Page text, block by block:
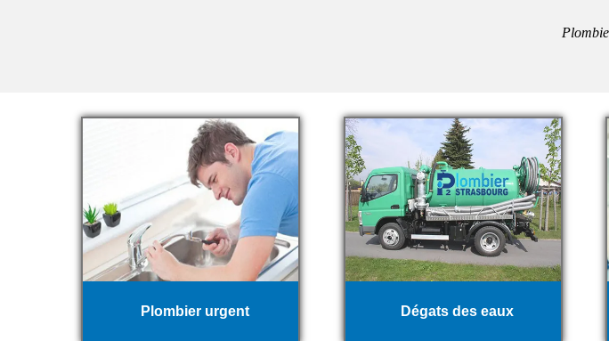
Plombier urgent Dégats des eaux